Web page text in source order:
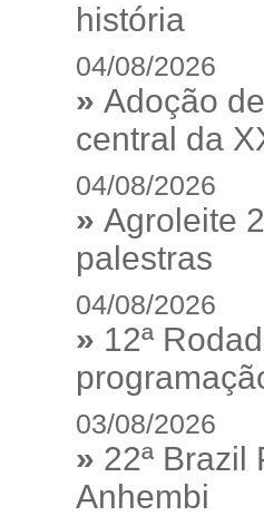
história
04/08/2026
» Adoção
central da
04/08/2026
» Agroleite
palestras
04/08/2026
» 12ª
03/08/2026
» 22ª Brazil
Anhembi